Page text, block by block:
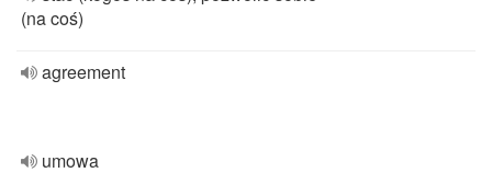
(na coś)
agreement
umowa